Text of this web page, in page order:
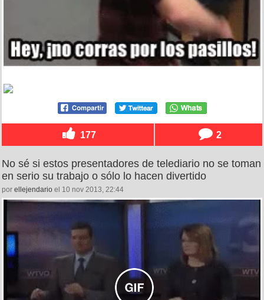
177 2
No sé si estos presentadores de telediario no se toman
en serio su trabajo o sólo lo hacen divertido
por ellejendario el 10 nov 2013, 22:44